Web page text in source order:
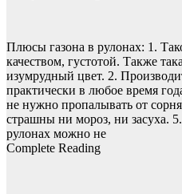
Плюсы газона в рулонах: 1.
качеством, густотой. Также
изумрудный цвет. 2.
практически в любое время
не нужно пропалывать от
страшны ни мороз, ни засуха.
рулонах можно не
Complete Reading